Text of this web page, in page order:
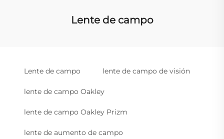
Lente de campo
Lente de campo lente de campo de visión
lente de campo Oakley
lente de campo Oakley Prizm
lente de aumento de campo